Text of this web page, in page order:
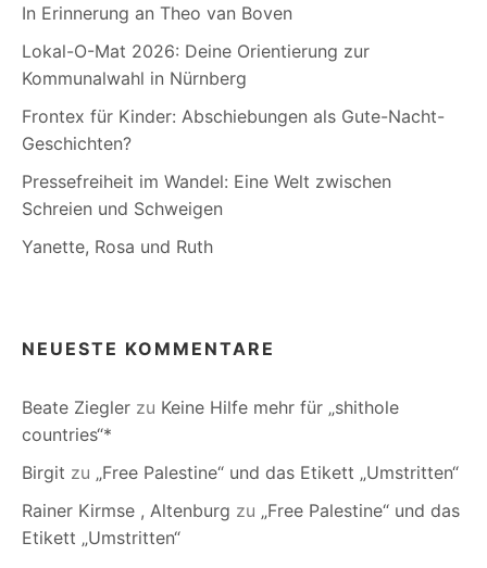
In Erinnerung an Theo van Boven
Lokal-O-Mat 2026: Deine Orientierung zur
Kommunalwahl in Nürnberg
Frontex für Kinder: Abschiebungen als Gute-Nacht-
Geschichten?
Pressefreiheit im Wandel: Eine Welt zwischen
Schreien und Schweigen
Yanette, Rosa und Ruth
NEUESTE KOMMENTARE
Beate Ziegler zu Keine Hilfe mehr für „shithole
countries“*
Birgit zu „Free Palestine“ und das Etikett „Umstritten“
Rainer Kirmse , Altenburg zu „Free Palestine“ und das
Etikett „Umstritten“